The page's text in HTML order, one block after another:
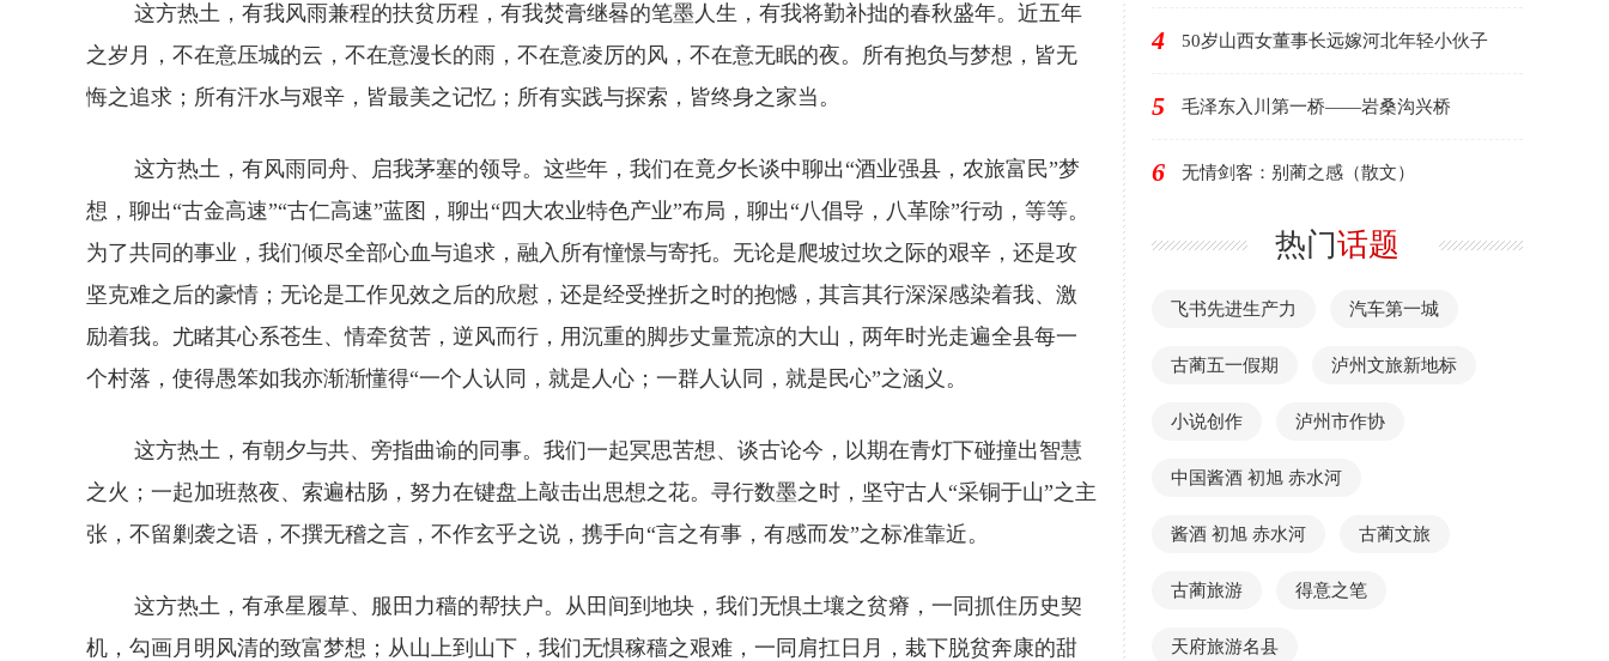
这方热土，有我风雨兼程的扶贫历程，有我焚膏继晷的笔墨人生，有我将勤补拙的春秋盛年。近五年
之岁月，不在意压城的云，不在意漫长的雨，不在意凌厉的风，不在意无眠的夜。所有抱负与梦想，皆无
悔之追求；所有汗水与艰辛，皆最美之记忆；所有实践与探索，皆终身之家当。
这方热土，有风雨同舟、启我茅塞的领导。这些年，我们在竟夕长谈中聊出“酒业强县，农旅富民”梦
想，聊出“古金高速”“古仁高速”蓝图，聊出“四大农业特色产业”布局，聊出“八倡导，八革除”行动，等等。
为了共同的事业，我们倾尽全部心血与追求，融入所有憧憬与寄托。无论是爬坡过坎之际的艰辛，还是攻
坚克难之后的豪情；无论是工作见效之后的欣慰，还是经受挫折之时的抱憾，其言其行深深感染着我、激
励着我。尤睹其心系苍生、情牵贫苦，逆风而行，用沉重的脚步丈量荒凉的大山，两年时光走遍全县每一
个村落，使得愚笨如我亦渐渐懂得“一个人认同，就是人心；一群人认同，就是民心”之涵义。
这方热土，有朝夕与共、旁指曲谕的同事。我们一起冥思苦想、谈古论今，以期在青灯下碰撞出智慧
之火；一起加班熬夜、索遍枯肠，努力在键盘上敲击出思想之花。寻行数墨之时，坚守古人“采铜于山”之主
张，不留剿袭之语，不撰无稽之言，不作玄乎之说，携手向“言之有事，有感而发”之标准靠近。
这方热土，有承星履草、服田力穑的帮扶户。从田间到地块，我们无惧土壤之贫瘠，一同抓住历史契
机，勾画月明风清的致富梦想；从山上到山下，我们无惧稼穑之艰难，一同肩扛日月，栽下脱贫奔康的甜
4 50岁山西女董事长远嫁河北年轻小伙子
5 毛泽东入川第一桥——岩桑沟兴桥
6 无情剑客：别蔺之感（散文）
热门话题
飞书先进生产力 汽车第一城
古蔺五一假期 泸州文旅新地标
小说创作 泸州市作协
中国酱酒 初旭 赤水河
酱酒 初旭 赤水河 古蔺文旅
古蔺旅游 得意之笔
天府旅游名县